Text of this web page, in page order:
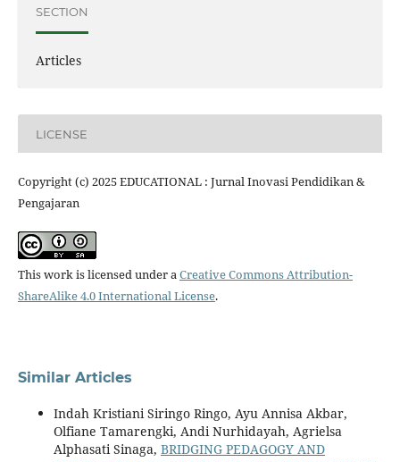
SECTION
Articles
LICENSE
Copyright (c) 2025 EDUCATIONAL : Jurnal Inovasi Pendidikan &
Pengajaran
This work is licensed under aCreative Commons Attribution-
ShareAlike 4.0 International License.
Similar Articles
Indah Kristiani Siringo Ringo, Ayu Annisa Akbar,
Olfiane Tamarengki, Andi Nurhidayah, Agrielsa
Alphasati Sinaga, BRIDGING PEDAGOGY AND